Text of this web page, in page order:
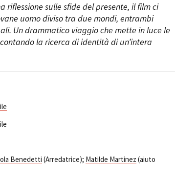
riflessione sulle sfide del presente, il film ci
uomo diviso tra due mondi, entrambi
Un drammatico viaggio che mette in luce le
la ricerca di identità di un’intera
Benedetti (Arredatrice); Matilde Martinez (aiuto